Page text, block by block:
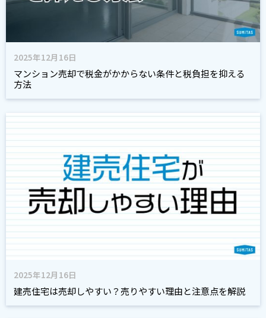
2025年12月16日
マンション売却で税金がかからない条件と税負担を抑える
方法
2025年12月16日
建売住宅は売却しやすい？売りやすい理由と注意点を解説